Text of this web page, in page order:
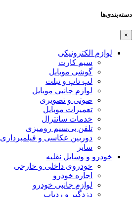
دسته‌بندی‌ها
×
لوازم الکترونیکی
سیم کارت
گوشی موبایل
لپ تاپ و تبلت
لوازم جانبی موبایل
صوتی و تصویری
تعمیرات موبایل
خدمات سانترال
تلفن بی‌سیم رومیزی
دوربین عکاسی و فیلمبرداری
سایر
خودرو و وسایل نقلیه
خودروی داخلی و خارجی
اجاره خودرو
لوازم جانبی خودرو
دزدگیر و ردیاب